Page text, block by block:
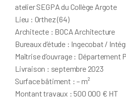
atelier SEGPA du Collège Argote
Lieu : Orthez (64)
Architecte : BOCA Architecture
Bureaux d’étude : Ingecobat /
Maîtrise d’ouvrage : Département
Livraison : septembre 2023
Surface bâtiment : – m²
Montant travaux : 500 000 € HT